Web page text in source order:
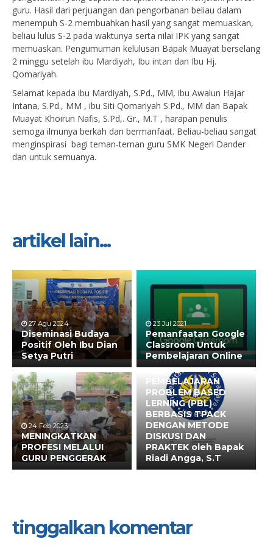
guru. Hasil dari perjuangan dan pengorbanan beliau dalam
menempuh S-2 membuahkan hasil yang sangat memuaskan,
beliau lulus S-2 pada waktunya serta nilai IPK yang sangat
memuaskan. Pengumuman kelulusan Bapak Muayat berselang
2 minggu setelah ibu Mardiyah, Ibu intan dan Ibu Hj.
Qomariyah.
Selamat kepada ibu Mardiyah, S.Pd., MM, ibu Awalun Hajar
Intana, S.Pd., MM , ibu Siti Qomariyah S.Pd., MM dan Bapak
Muayat Khoirun Nafis, S.Pd,. Gr., M.T , harapan penulis
semoga ilmunya berkah dan bermanfaat. Beliau-beliau sangat
menginspirasi bagi teman-teman guru SMK Negeri Dander
dan untuk semuanya.
artikel lain...
27 Agu 2024
Diseminasi Budaya
Positif Oleh Ibu Dian
Setya Putri
23 Jul 2021
Pemanfaatan Google
Classroom Untuk
Pembelajaran Online
24 Feb 2023
MENINGKATKAN
PROFESI MELALUI
GURU PENGGERAK
PENINGKATAN HASIL
BELAJAR PESERTA
DIDIK PADA MATERI
TEKNIK PENGELASAN
CACAT PENGELASAN
DI SMK NEGERI
DANDER
BOJONEGORO
MENGGUNAKAN
MODEL
PEMBELAJARAN
PROBLEM BASED
LERNING (PBL)
BERBASIS TPACK
DENGAN METODE
DISKUSI DAN
PRAKTEK oleh Bapak
Riadi Angga, S.T
tinggalkan komentar